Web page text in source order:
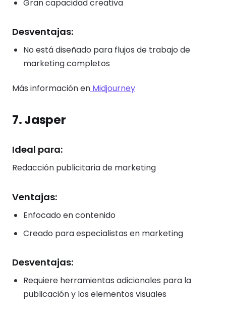
Gran capacidad creativa
Desventajas:
No está diseñado para flujos de trabajo de
marketing completos
Más información en Midjourney
7. Jasper
Ideal para:
Redacción publicitaria de marketing
Ventajas:
Enfocado en contenido
Creado para especialistas en marketing
Desventajas:
Requiere herramientas adicionales para la
publicación y los elementos visuales